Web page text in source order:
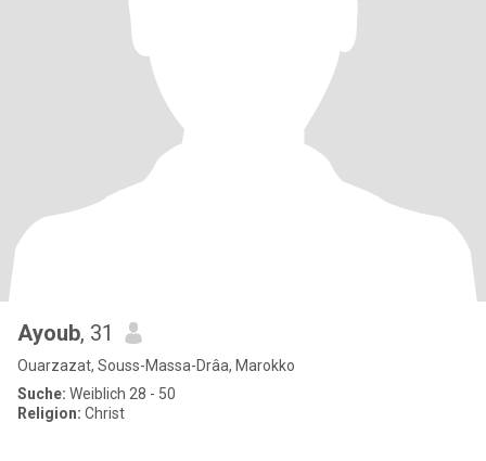
Ayoub, 31
Ouarzazat, Souss-Massa-Drâa, Marokko
Suche: Weiblich 28 - 50
Religion: Christ